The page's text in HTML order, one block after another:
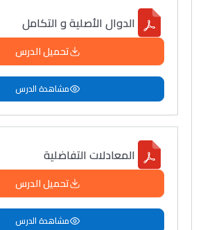
الدوال الأصلية و التكامل
تحميل الدرس
مشاهدة الدرس
المعادلات التفاضلية
تحميل الدرس
مشاهدة الدرس